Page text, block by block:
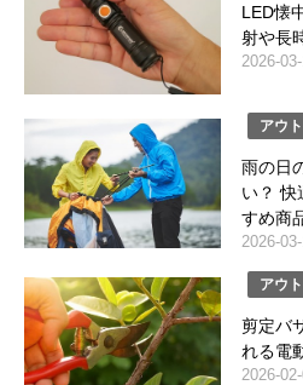
LED懐
射や長
2026-
アウ
雨の日
い？ 快
すめ商
2026-
アウ
剪定バ
れる電
2026-